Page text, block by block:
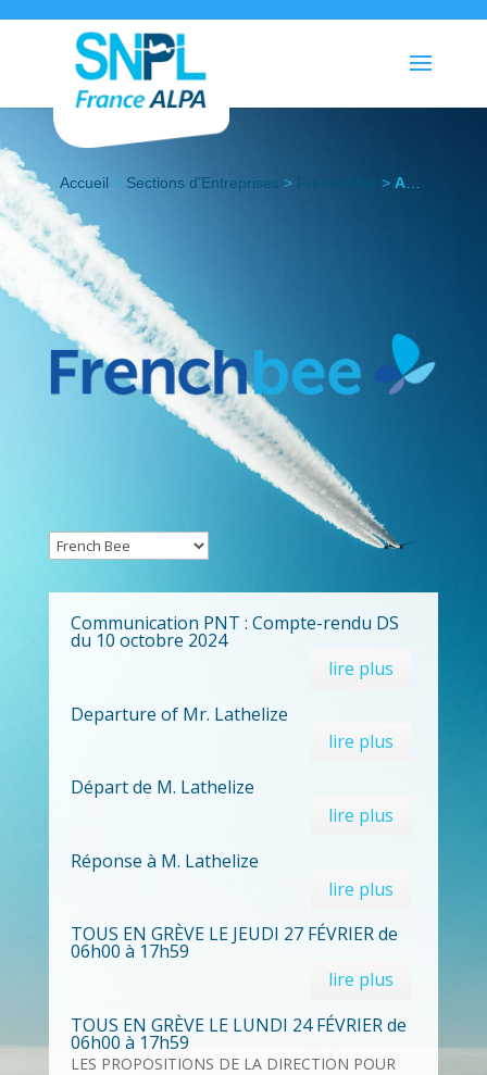
Accueil > Sections d’Entreprises > French Bee > Actualités
Communication PNT : Compte-rendu DS
du 10 octobre 2024
lire plus
Departure of Mr. Lathelize
lire plus
Départ de M. Lathelize
lire plus
Réponse à M. Lathelize
lire plus
TOUS EN GRÈVE LE JEUDI 27 FÉVRIER de
06h00 à 17h59
lire plus
TOUS EN GRÈVE LE LUNDI 24 FÉVRIER de
06h00 à 17h59
LES PROPOSITIONS DE LA DIRECTION POUR